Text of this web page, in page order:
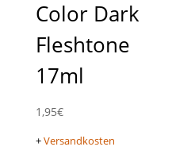
Color Dark
Fleshtone
17ml
1,95€
+Versandkosten